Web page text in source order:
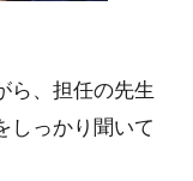
ら、担任の先生
しっかり聞いて